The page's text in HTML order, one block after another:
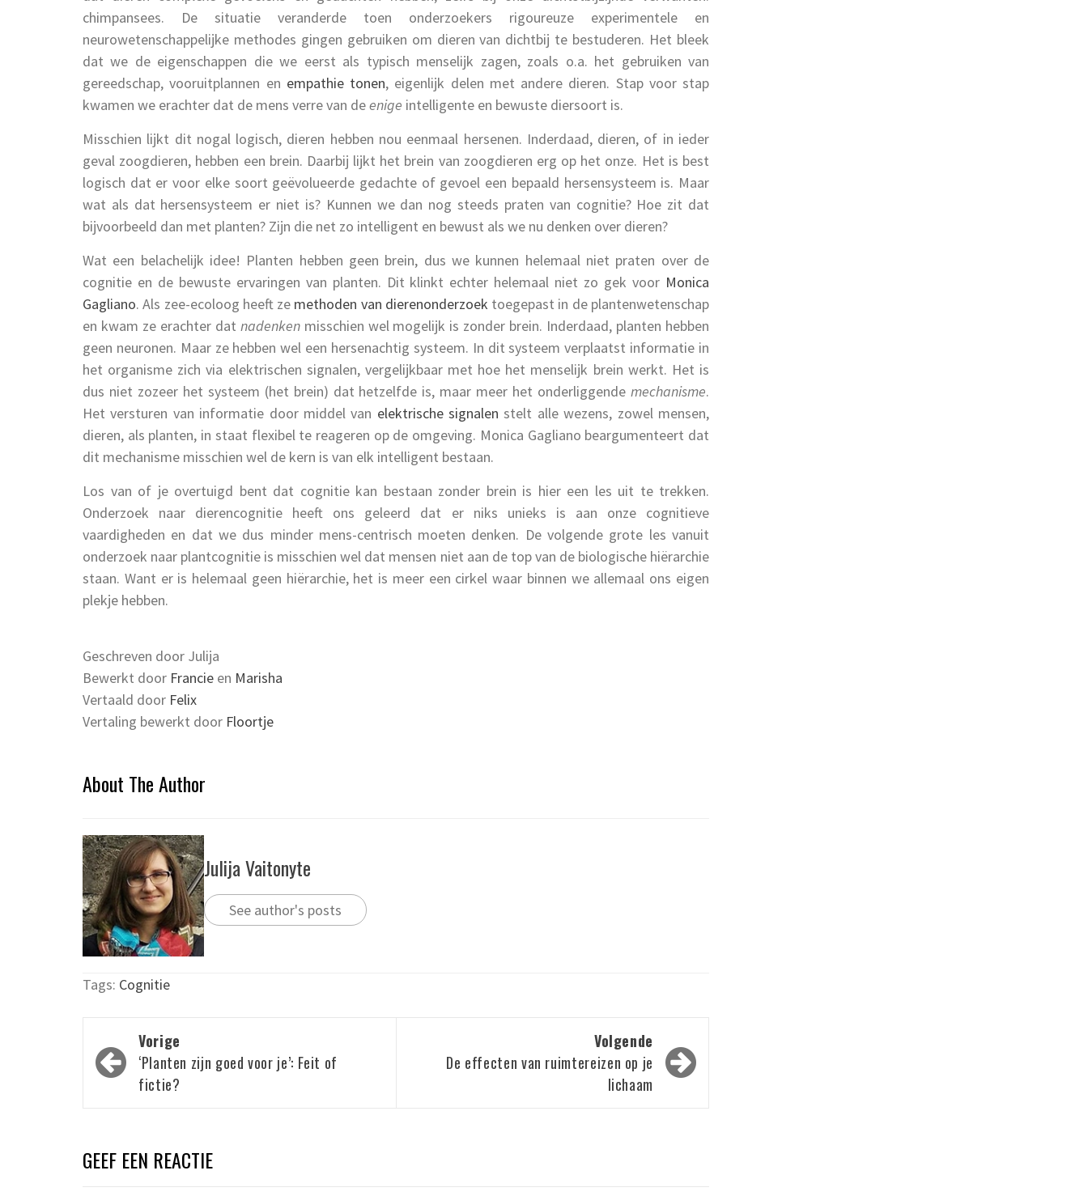
chimpansees. De situatie veranderde toen onderzoekers rigoureuze experimentele en
neurowetenschappelijke methodes gingen gebruiken om dieren van dichtbij te bestuderen. Het bleek
dat we de eigenschappen die we eerst als typisch menselijk zagen, zoals o.a. het gebruiken van
gereedschap, vooruitplannen en empathie tonen, eigenlijk delen met andere dieren. Stap voor stap
kwamen we erachter dat de mens verre van deenige intelligente en bewuste diersoort is.
Misschien lijkt dit nogal logisch, dieren hebben nou eenmaal hersenen. Inderdaad, dieren, of in ieder
geval zoogdieren, hebben een brein. Daarbij lijkt het brein van zoogdieren erg op het onze. Het is best
logisch dat er voor elke soort geëvolueerde gedachte of gevoel een bepaald hersensysteem is. Maar
wat als dat hersensysteem er niet is? Kunnen we dan nog steeds praten van cognitie? Hoe zit dat
bijvoorbeeld dan met planten? Zijn die net zo intelligent en bewust als we nu denken over dieren?
Wat een belachelijk idee! Planten hebben geen brein, dus we kunnen helemaal niet praten over de
cognitie en de bewuste ervaringen van planten. Dit klinkt echter helemaal niet zo gek voor Monica
Gagliano. Als zee-ecoloog heeft ze methoden van dierenonderzoek toegepast in de plantenwetenschap
en kwam ze erachter dat nadenkenmisschien wel mogelijk is zonder brein. Inderdaad, planten hebben
geen neuronen. Maar ze hebben wel een hersenachtig systeem. In dit systeem verplaatst informatie in
het organisme zich via elektrischen signalen, vergelijkbaar met hoe het menselijk brein werkt. Het is
dus niet zozeer het systeem (het brein) dat hetzelfde is, maar meer het onderliggende mechanisme.
Het versturen van informatie door middel van elektrische signalen stelt alle wezens, zowel mensen,
dieren, als planten, in staat flexibel te reageren op de omgeving. Monica Gagliano beargumenteert dat
dit mechanisme misschien wel de kern is van elk intelligent bestaan.
Los van of je overtuigd bent dat cognitie kan bestaan zonder brein is hier een les uit te trekken.
Onderzoek naar dierencognitie heeft ons geleerd dat er niks unieks is aan onze cognitieve
vaardigheden en dat we dus minder mens-centrisch moeten denken. De volgende grote les vanuit
onderzoek naar plantcognitie is misschien wel dat mensen niet aan de top van de biologische hiërarchie
staan. Want er is helemaal geen hiërarchie, het is meer een cirkel waar binnen we allemaal ons eigen
plekje hebben.
Geschreven door Julija
Bewerkt door Francie en Marisha
Vertaald door Felix
Vertaling bewerkt door Floortje
About The Author
Julija Vaitonyte
See author's posts
Tags: Cognitie
Bericht
navigatie
Vorige
‘Planten zijn goed voor je’: Feit of
fictie?
Volgende
De effecten van ruimtereizen op je
lichaam
GEEF EEN REACTIE